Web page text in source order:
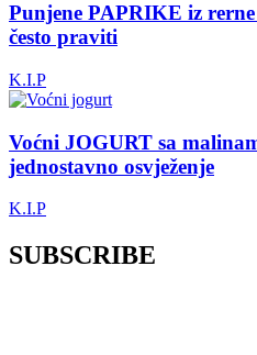
Punjene PAPRIKE iz
često praviti
K.I.P
Voćni JOGURT sa
jednostavno osvježenje
K.I.P
SUBSCRIBE